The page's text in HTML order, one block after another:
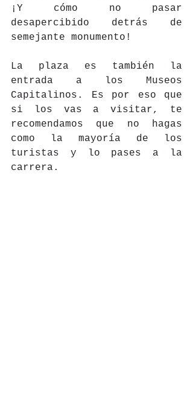
¡Y cómo no pasar
desapercibido detrás de
semejante monumento!
La plaza es también la
entrada a los Museos
Capitalinos. Es por eso que
si los vas a visitar, te
recomendamos que no hagas
como la mayoría de los
turistas y lo pases a la
carrera.